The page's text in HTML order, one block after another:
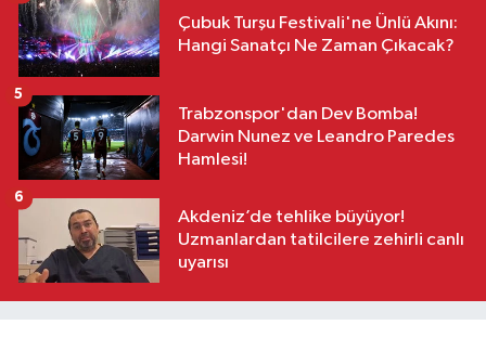
Çubuk Turşu Festivali'ne Ünlü Akını:
Hangi Sanatçı Ne Zaman Çıkacak?
Trabzonspor'dan Dev Bomba!
Darwin Nunez ve Leandro Paredes
Hamlesi!
5
Akdeniz’de tehlike büyüyor!
Uzmanlardan tatilcilere zehirli canlı
uyarısı
6